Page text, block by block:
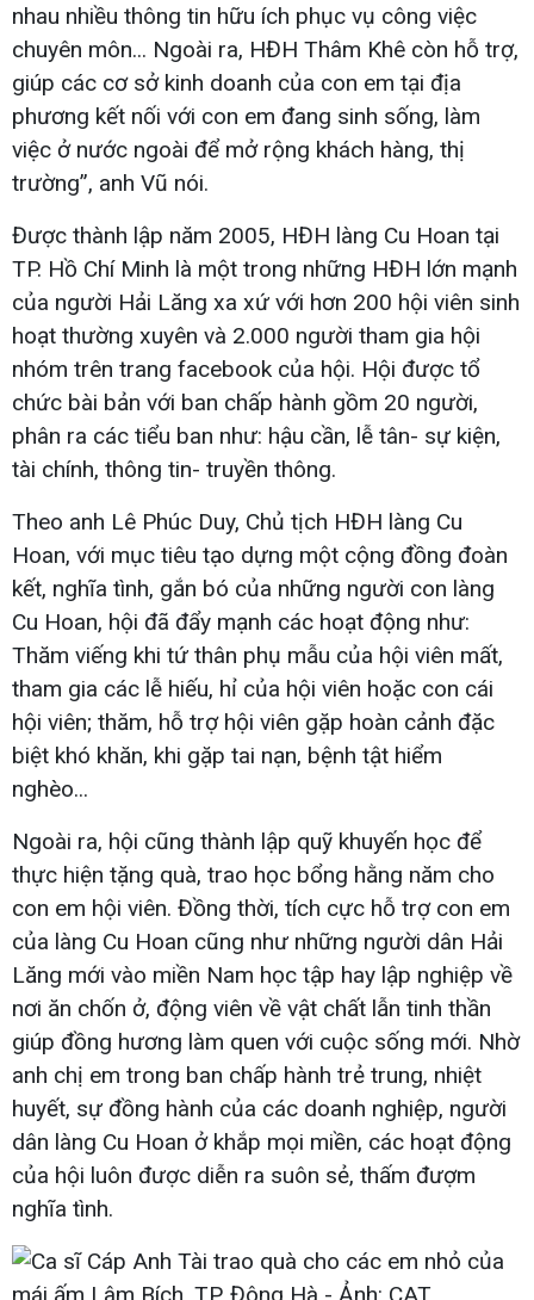
nhau nhiều thông tin hữu ích phục vụ công việc
chuyên môn... Ngoài ra, HĐH Thâm Khê còn hỗ trợ,
giúp các cơ sở kinh doanh của con em tại địa
phương kết nối với con em đang sinh sống, làm
việc ở nước ngoài để mở rộng khách hàng, thị
trường”, anh Vũ nói.
Được thành lập năm 2005, HĐH làng Cu Hoan tại
TP. Hồ Chí Minh là một trong những HĐH lớn mạnh
của người Hải Lăng xa xứ với hơn 200 hội viên sinh
hoạt thường xuyên và 2.000 người tham gia hội
nhóm trên trang facebook của hội. Hội được tổ
chức bài bản với ban chấp hành gồm 20 người,
phân ra các tiểu ban như: hậu cần, lễ tân- sự kiện,
tài chính, thông tin- truyền thông.
Theo anh Lê Phúc Duy, Chủ tịch HĐH làng Cu
Hoan, với mục tiêu tạo dựng một cộng đồng đoàn
kết, nghĩa tình, gắn bó của những người con làng
Cu Hoan, hội đã đẩy mạnh các hoạt động như:
Thăm viếng khi tứ thân phụ mẫu của hội viên mất,
tham gia các lễ hiếu, hỉ của hội viên hoặc con cái
hội viên; thăm, hỗ trợ hội viên gặp hoàn cảnh đặc
biệt khó khăn, khi gặp tai nạn, bệnh tật hiểm
nghèo...
Ngoài ra, hội cũng thành lập quỹ khuyến học để
thực hiện tặng quà, trao học bổng hằng năm cho
con em hội viên. Đồng thời, tích cực hỗ trợ con em
của làng Cu Hoan cũng như những người dân Hải
Lăng mới vào miền Nam học tập hay lập nghiệp về
nơi ăn chốn ở, động viên về vật chất lẫn tinh thần
giúp đồng hương làm quen với cuộc sống mới. Nhờ
anh chị em trong ban chấp hành trẻ trung, nhiệt
huyết, sự đồng hành của các doanh nghiệp, người
dân làng Cu Hoan ở khắp mọi miền, các hoạt động
của hội luôn được diễn ra suôn sẻ, thấm đượm
nghĩa tình.